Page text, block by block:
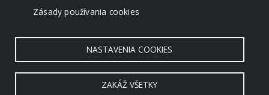
Zásady používania cookies
NASTAVENIA COOKIES
ZAKÁŽ VŠETKY